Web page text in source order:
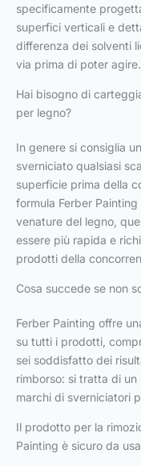
specificamente
superfici verticali e
differenza dei solventi
via prima di poter agire.
Hai bisogno di
per legno?
In genere si consiglia
sverniciato qualsiasi
superficie prima della
formula Ferber
venature del legno,
essere più rapida e
prodotti della
Cosa succede se non
Ferber Painting offre
su tutti i prodotti,
sei soddisfatto dei
rimborso: si tratta di
marchi di sverniciatori
Il prodotto per la
Painting è sicuro da